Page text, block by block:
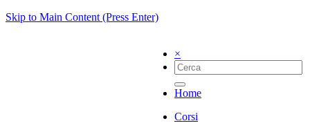
Skip to Main Content (Press Enter)
×
Home
Corsi